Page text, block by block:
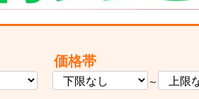
価格帯
～